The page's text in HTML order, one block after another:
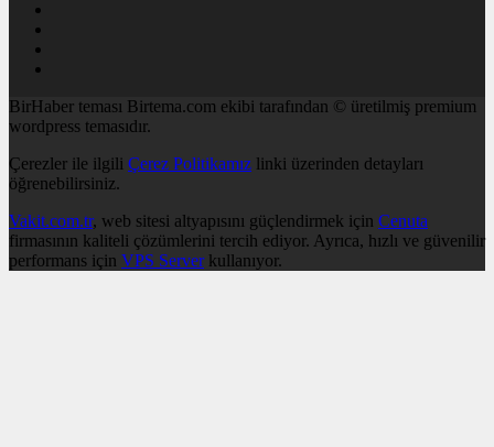
BirHaber teması Birtema.com ekibi tarafından © üretilmiş premium
wordpress temasıdır.
Çerezler ile ilgili Çerez Politikamız linki üzerinden detayları
öğrenebilirsiniz.
Vakit.com.tr, web sitesi altyapısını güçlendirmek için Cenuta
firmasının kaliteli çözümlerini tercih ediyor. Ayrıca, hızlı ve güvenilir
performans için VPS Serverkullanıyor.